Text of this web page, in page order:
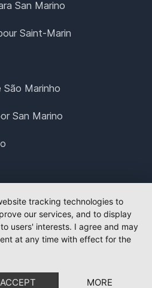
San Marino
Saint-Marin
Marinho
San Marino
tracking technologies to
our services, and to display
users' interests. I agree and may
at any time with effect for the
ACCEPT MORE